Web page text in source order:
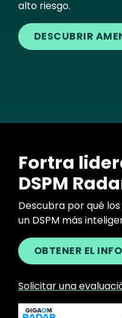
alto riesgo.
DESCUBRIR
Fortra
DSPM
Descubra por qué
un DSPM más
OBTENER EL
Solicitar una
Image